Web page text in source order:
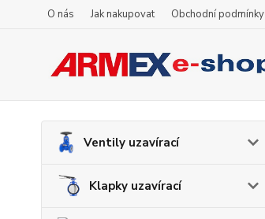
O nás Jak nakupovat Obchodní podmínky
Ventily uzavírací
Klapky uzavírací